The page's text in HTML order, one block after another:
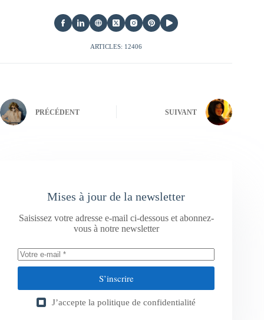
ARTICLES: 12406
PRÉCÉDENT SUIVANT
Mises à jour de la newsletter
Saisissez votre adresse e-mail ci-dessous et abonnez-
vous à notre newsletter
S’inscrire
J’accepte la politique de confidentialité